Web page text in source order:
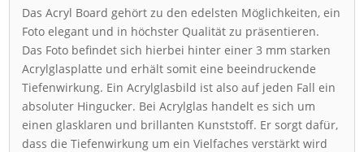
Das Acryl Board gehört zu den edelsten Möglichkeiten, ein
Foto elegant und in höchster Qualität zu präsentieren.
Das Foto befindet sich hierbei hinter einer 3 mm starken
Acrylglasplatte und erhält somit eine beeindruckende
Tiefenwirkung. Ein Acrylglasbild ist also auf jeden Fall ein
absoluter Hingucker. Bei Acrylglas handelt es sich um
einen glasklaren und brillanten Kunststoff. Er sorgt dafür,
dass die Tiefenwirkung um ein Vielfaches verstärkt wird